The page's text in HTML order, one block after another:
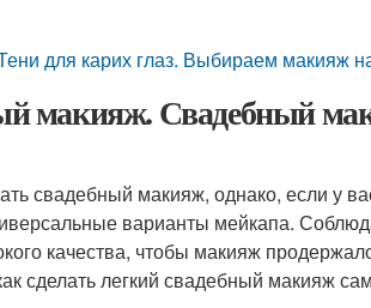
для карих глаз. Выбираем макияж
макияж. Свадебный
свадебный макияж, однако, если у
варианты мейкапа.
качества, чтобы макияж
сделать легкий свадебный макияж